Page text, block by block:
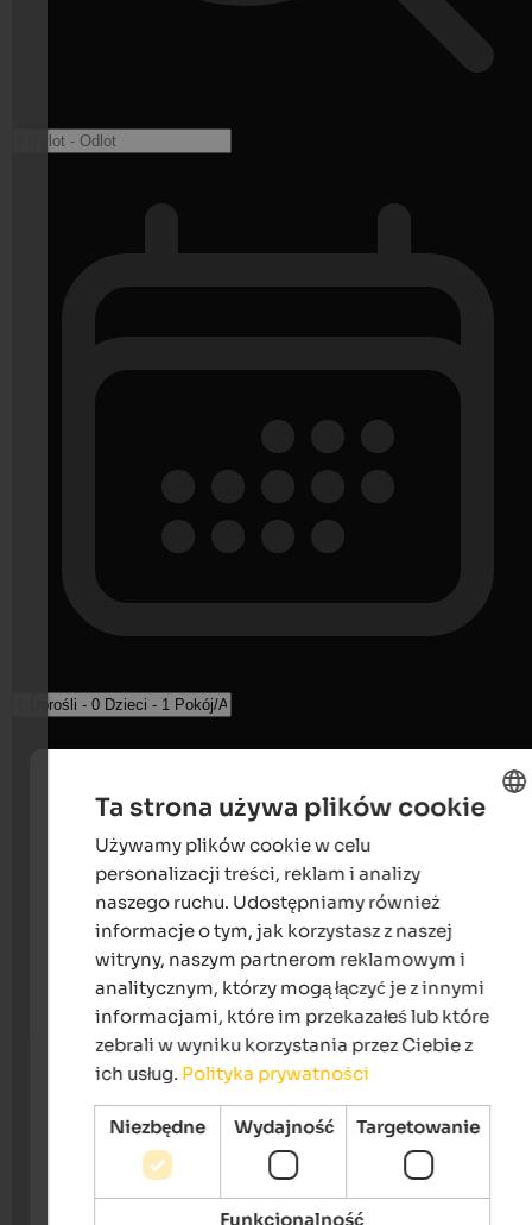
Ta strona używa plików cookie
Używamy plików cookie w celu
personalizacji treści, reklam i analizy
naszego ruchu. Udostępniamy również
informacje o tym, jak korzystasz z naszej
witryny, naszym partnerom reklamowym i
analitycznym, którzy mogą łączyć je z innymi
informacjami, które im przekazałeś lub które
zebrali w wyniku korzystania przez Ciebie z
ich usług. Polityka prywatności
Niezbędne Wydajność Targetowanie
Funkcjonalność